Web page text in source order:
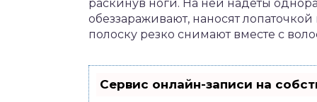
раскинув ноги. На ней надеты
обеззараживают, наносят
полоску резко снимают вместе с
Сервис онлайн-записи на